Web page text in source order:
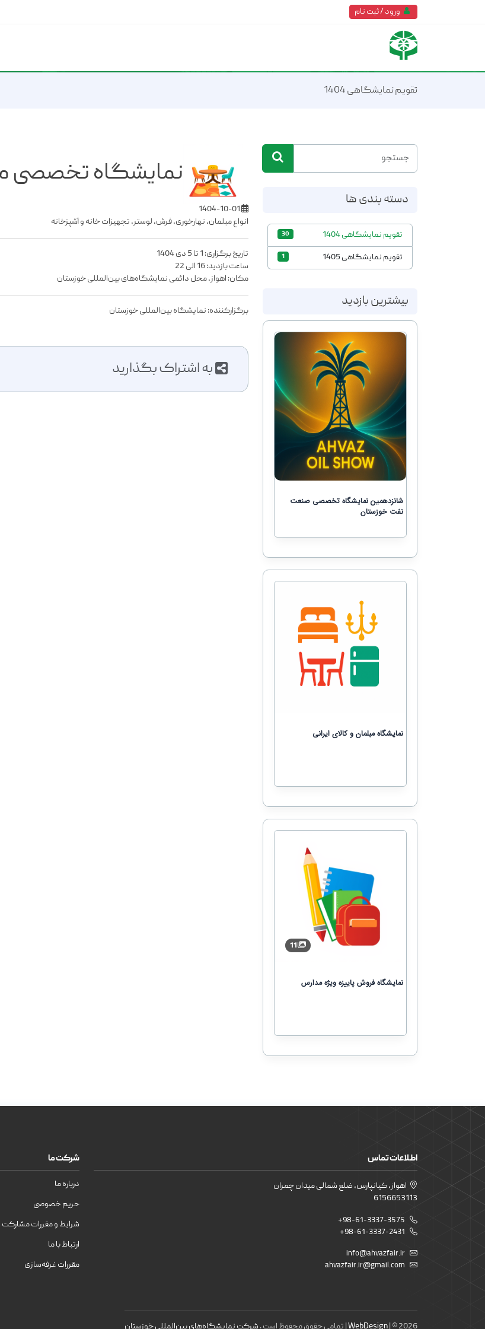
ورود / ثبت نام
تقویم نمایشگاهی 1404
دسته بندی ها
تقویم نمایشگاهی 1404 30
تقویم نمایشگاهی 1405 1
بیشترین بازدید
شانزدهمین نمایشگاه تخصصی صنعت
نفت خوزستان
نمایشگاه مبلمان و کالای ایرانی
نمایشگاه فروش پاییزه ویژه مدارس
نمایشگاه تخصصی
انواع مبلمان، نهارخوری، فرش، لوستر، تجهیزات خانه و آشپزخانه
تاریخ برگزاری: 1 تا 5 دی 1404
ساعت بازدید: 16 الی 22
مکان: اهواز، محل دائمی نمایشگاه‌های بین‌المللی خوزستان
برگزارکننده: نمایشگاه بین‌المللی خوزستان
به اشتراک بگذارید
اطلاعات تماس
اهواز، کیانپارس، ضلع شمالی میدان چمران
6156653113
+98-61-3337-3575
+98-61-3337-2431
info@ahvazfair.ir
ahvazfair.ir@gmail.com
شرکت ما
درباره ما
حریم خصوصی
شرایط و مقررات مشارکت
ارتباط با ما
مقررات غرفه‌سازی
WebDesign | © 2026 | تمامی حقوق محفوظ است . شرکت نمایشگاه‌های بین‌المللی خوزستان